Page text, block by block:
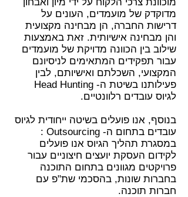
מדוקדק של מועמדים, העונים על
דרישות החברה, הן מבחינה מקצועית
והן מבחינה אישיותית. זאת באמצעות
שילוב בין הכוונה מדויקת של מועמדים
עבור תפקידים המתאימים לניסיונם
המקצועי, השכלתם ואישיותם, לבין
פעילותנו בשיטת ה- Head Hunting
לגיוס עובדים רלוונטיים.
בנוסף, אנו פועלים בשיטה ייחודית לגיוס
עובדים בתחום ה- Outsourcing :
במסגרת תהליך הגיוס אנו פועלים
לקידום העסקת יועצים חיצוניים עבור
פרויקטים מגוונים בתחום התוכנה
בחברות שונות, בהסכמי שת"פ עם
חברות תוכנה.